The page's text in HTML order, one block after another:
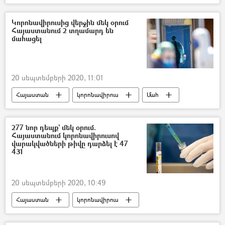
Զբոսաշրջիկ
հայ զբոսավար
Կորոնավիրուսից վերջին մեկ օրում
Հայաստանում 2 տղամարդ են
մահացել
20 սեպտեմբերի 2020, 11:01
Հայաստան կորոնավիրուս
Մահ
Կորոնավիրուսը Հայաստանում և Արցախում
277 նոր դեպք` մեկ օրում.
Հայաստանում կորոնավիրուսով
վարակվածների թիվը դարձել է 47
431
20 սեպտեմբերի 2020, 10:49
Հայաստան
կորոնավիրուս
հիվանդություն
թեստ